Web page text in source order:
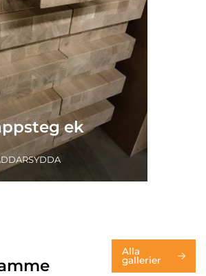
ek
Alla
gallerier